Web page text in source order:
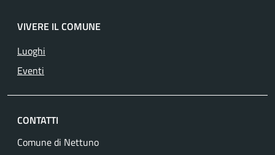
VIVERE IL COMUNE
Luoghi
Eventi
CONTATTI
Comune di Nettuno